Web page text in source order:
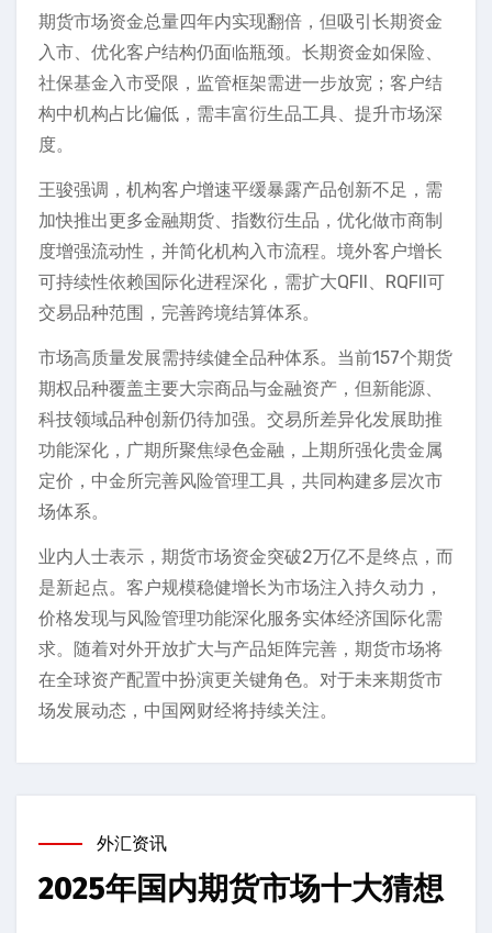
期货市场资金总量四年内实现翻倍，但吸引长期资金
入市、优化客户结构仍面临瓶颈。长期资金如保险、
社保基金入市受限，监管框架需进一步放宽；客户结
构中机构占比偏低，需丰富衍生品工具、提升市场深
度。
王骏强调，机构客户增速平缓暴露产品创新不足，需
加快推出更多金融期货、指数衍生品，优化做市商制
度增强流动性，并简化机构入市流程。境外客户增长
可持续性依赖国际化进程深化，需扩大QFII、RQFII可
交易品种范围，完善跨境结算体系。
市场高质量发展需持续健全品种体系。当前157个期货
期权品种覆盖主要大宗商品与金融资产，但新能源、
科技领域品种创新仍待加强。交易所差异化发展助推
功能深化，广期所聚焦绿色金融，上期所强化贵金属
定价，中金所完善风险管理工具，共同构建多层次市
场体系。
业内人士表示，期货市场资金突破2万亿不是终点，而
是新起点。客户规模稳健增长为市场注入持久动力，
价格发现与风险管理功能深化服务实体经济国际化需
求。随着对外开放扩大与产品矩阵完善，期货市场将
在全球资产配置中扮演更关键角色。对于未来期货市
场发展动态，中国网财经将持续关注。
外汇资讯
2025年国内期货市场十大猜想